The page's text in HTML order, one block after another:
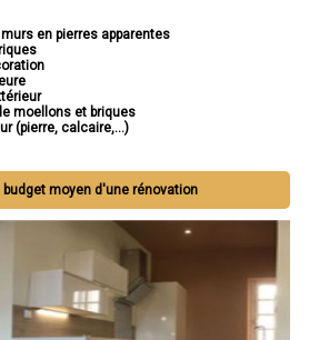
en pierres apparentes
moellons et briques
(pierre, calcaire,...)
budget moyen d'une rénovation